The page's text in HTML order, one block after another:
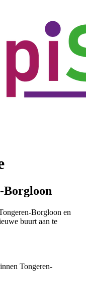
Borgloon
Borgloon en
buurt aan te
Tongeren-